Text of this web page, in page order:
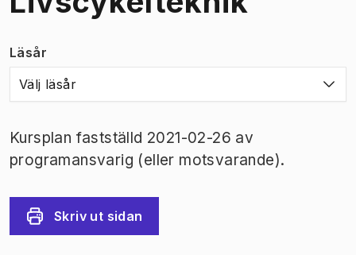
Läsår
Välj läsår
Kursplan fastställd 2021-02-26 av
programansvarig (eller motsvarande).
Skriv ut sidan